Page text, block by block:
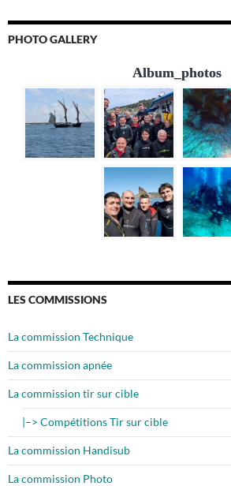
PHOTO GALLERY
Album_photos
LES COMMISSIONS
La commission Technique
La commission apnée
La commission tir sur cible
|–> Compétitions Tir sur cible
La commission Handisub
La commission Photo